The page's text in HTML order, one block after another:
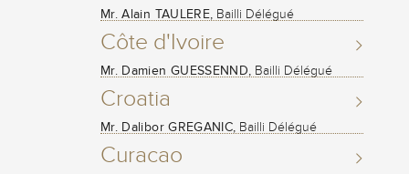
Mr. Alain TAULERE, Bailli Délégué
Côte d'Ivoire
Mr. Damien GUESSENND, Bailli Délégué
Croatia
Mr. Dalibor GREGANIC, Bailli Délégué
Curacao